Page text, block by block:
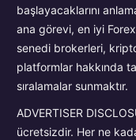
başlayacaklarını
ana görevi, en iyi
senedi brokerleri,
platformlar hakkında
sıralamalar sunmaktır.
ADVERTISER
ücretsizdir. Her ne